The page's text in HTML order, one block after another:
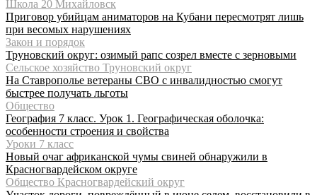
Школа 20 Михайловск
Приговор убийцам аниматоров на Кубани пересмотрят лишь
при весомых нарушениях
Закон и порядок
Труновский округ: озимый рапс созрел вместе с зерновыми
Сельское хозяйство Труновский округ
На Ставрополье ветераны СВО с инвалидностью смогут
быстрее получать льготы
Общество
География 7 класс. Урок 1. Географическая оболочка:
особенности строения и свойства
Уроки 7 класс
Новый очаг африканской чумы свиней обнаружили в
Красногвардейском округе
Общество Красногвардейский округ